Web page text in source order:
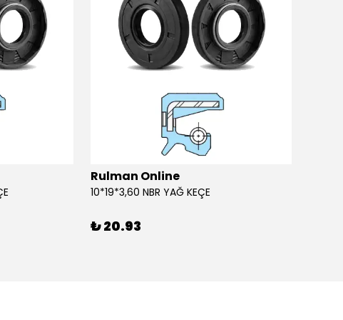
Rulman Online
10*19*3,60 NBR YAĞ KEÇE
₺ 20.93